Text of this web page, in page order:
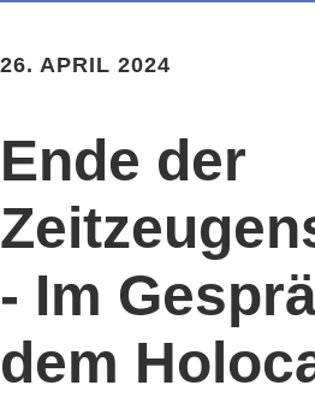
26. APRIL 2024
Ende der
- Im
dem